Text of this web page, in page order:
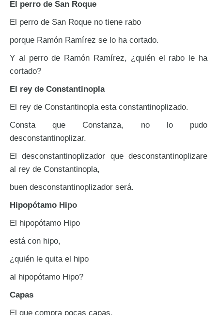
El perro de San Roque
El perro de San Roque no tiene rabo
porque Ramón Ramírez se lo ha cortado.
Y al perro de Ramón Ramírez, ¿quién el rabo le ha
cortado?
El rey de Constantinopla
El rey de Constantinopla esta constantinoplizado.
Consta que Constanza, no lo pudo
desconstantinoplizar.
El desconstantinoplizador que desconstantinoplizare
al rey de Constantinopla,
buen desconstantinoplizador será.
Hipopótamo Hipo
El hipopótamo Hipo
está con hipo,
¿quién le quita el hipo
al hipopótamo Hipo?
Capas
El que compra pocas capas,